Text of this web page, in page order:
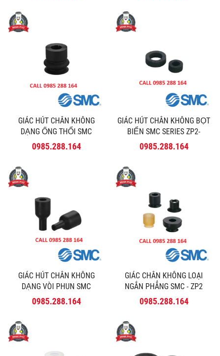
GIÁC HÚT CHÂN KHÔNG
DẠNG ỐNG THỔI SMC
SERIES ZP2-MB
0985.288.164
GIÁC HÚT CHÂN KHÔNG BỌT
BIỂN SMC SERIES ZP2-
GS/GC
0985.288.164
GIÁC HÚT CHÂN KHÔNG
DẠNG VÒI PHUN SMC
SERIES ZP2-AN
0985.288.164
GIÁC CHÂN KHÔNG LOẠI
NGẮN PHẲNG SMC - ZP2
0985.288.164